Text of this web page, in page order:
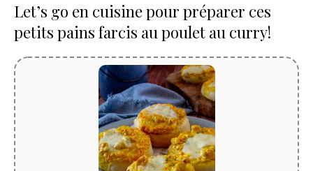
Let’s go en cuisine pour préparer ces
petits pains farcis au poulet au curry!